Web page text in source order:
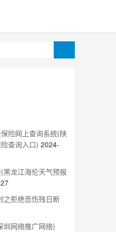
险网上查询系统(陕
查询入口) 2024-
黑龙江海伦天气预报
之拒绝悲伤残日断
圳网络推广网络)